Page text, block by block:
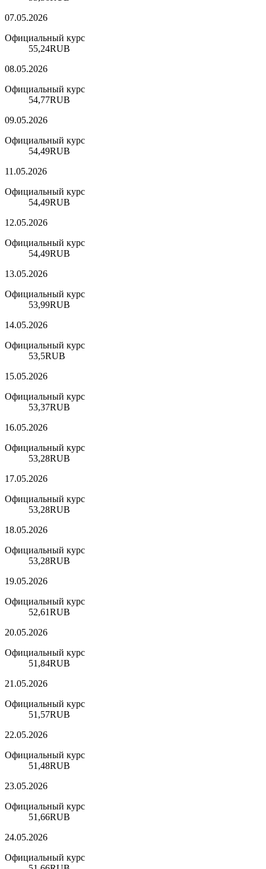
07.05.2026
Официальный курс
55,24RUB
08.05.2026
Официальный курс
54,77RUB
09.05.2026
Официальный курс
54,49RUB
11.05.2026
Официальный курс
54,49RUB
12.05.2026
Официальный курс
54,49RUB
13.05.2026
Официальный курс
53,99RUB
14.05.2026
Официальный курс
53,5RUB
15.05.2026
Официальный курс
53,37RUB
16.05.2026
Официальный курс
53,28RUB
17.05.2026
Официальный курс
53,28RUB
18.05.2026
Официальный курс
53,28RUB
19.05.2026
Официальный курс
52,61RUB
20.05.2026
Официальный курс
51,84RUB
21.05.2026
Официальный курс
51,57RUB
22.05.2026
Официальный курс
51,48RUB
23.05.2026
Официальный курс
51,66RUB
24.05.2026
Официальный курс